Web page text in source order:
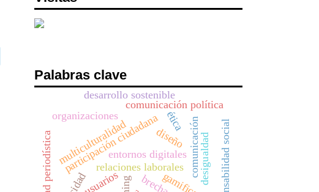
Palabras clave
participación ciudadana
entornos digitales
comunicación política
comunicación
multiculturalidad
relaciones laborales
organizaciones
calidad periodística diseño
ética
usuarios desigualdad responsabilidad social
desarrollo sostenible